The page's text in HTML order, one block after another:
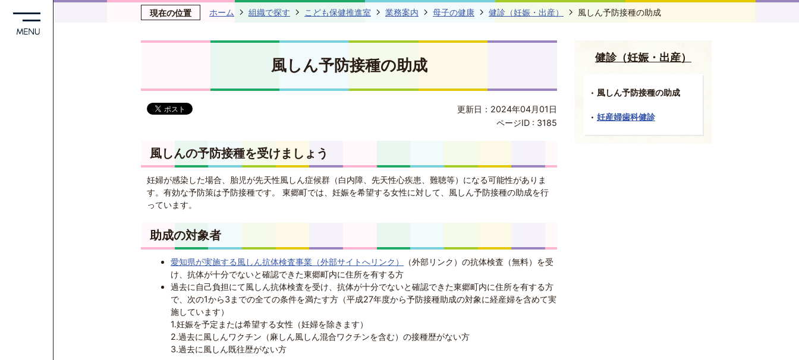
現在の位置 ホーム 組織で探す こども保健推進室 業務案内 母子の健康 健診（妊娠・出産） 風しん予防接種の助成
風しん予防接種の助成
更新日：2024年04月01日
ページID : 3185
風しんの予防接種を受けましょう
妊婦が感染した場合、胎児が先天性風しん症候群（白内障、先天性心疾患、難聴等）になる可能性がありま
す。有効な予防策は予防接種です。 東郷町では、妊娠を希望する女性に対して、風しん予防接種の助成を行
っています。
助成の対象者
愛知県が実施する風しん抗体検査事業（外部サイトへリンク） （外部リンク）の抗体検査（無料）を受
け、抗体が十分でないと確認できた東郷町内に住所を有する方
過去に自己負担にて風しん抗体検査を受け、抗体が十分でないと確認できた東郷町内に住所を有する方
で、次の1から3までの全ての条件を満たす方（平成27年度から予防接種助成の対象に経産婦を含めて実
施しています）
1.妊娠を予定または希望する女性（妊婦を除きます）
2.過去に風しんワクチン（麻しん風しん混合ワクチンを含む）の接種歴がない方
3.過去に風しん既往歴がない方
健診（妊娠・出産）
風しん予防接種の助成
妊産婦歯科健診